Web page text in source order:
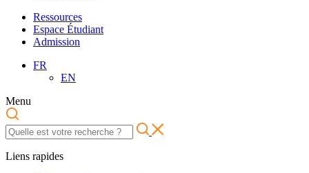
Ressources
Espace Étudiant
Admission
FR
EN
Menu
Liens rapides